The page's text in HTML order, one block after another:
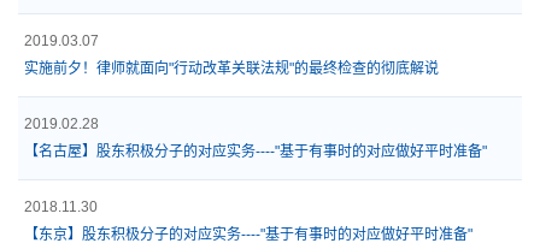
2019.03.07
实施前夕！律师就面向"行动改革关联法规"的最终检查的彻底解说
2019.02.28
【名古屋】股东积极分子的对应实务----"基于有事时的对应做好平时准备"
2018.11.30
【东京】股东积极分子的对应实务----"基于有事时的对应做好平时准备"